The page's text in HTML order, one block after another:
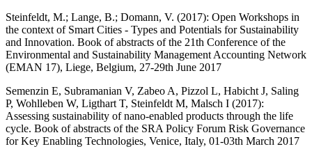
Steinfeldt, M.; Lange, B.; Domann, V. (2017): Open Workshops in
the context of Smart Cities - Types and Potentials for Sustainability
and Innovation. Book of abstracts of the 21th Conference of the
Environmental and Sustainability Management Accounting Network
(EMAN 17), Liege, Belgium, 27-29th June 2017
Semenzin E, Subramanian V, Zabeo A, Pizzol L, Habicht J, Saling
P, Wohlleben W, Ligthart T, Steinfeldt M, Malsch I (2017):
Assessing sustainability of nano-enabled products through the life
cycle. Book of abstracts of the SRA Policy Forum Risk Governance
for Key Enabling Technologies, Venice, Italy, 01-03th March 2017